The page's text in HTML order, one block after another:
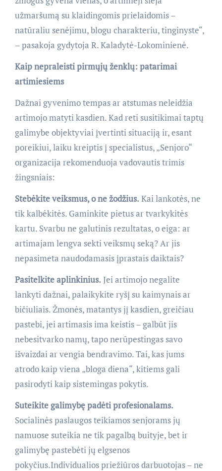
užmaršumą su klaidingomis prielaidomis –
natūraliu senėjimu, blogu charakteriu, tinginyste“,
– pasakoja gydytoja R. Kaladytė-Lokominienė.
Kaip nepraleisti pirmųjų ženklų: patarimai
artimiesiems
Dažnai gyvenimo tempas ar atstumas neleidžia
artimojo matyti kasdien. Kad reti susitikimai taptų
galimybe objektyviai įvertinti situaciją ir, esant
poreikiui, laiku kreiptis į specialistus, „Senjoro“
organizacija rekomenduoja vadovautis trimis
žingsniais:
Stebėkite veiksmus, o ne žodžius. Kai lankotės, ne
tik kalbėkitės. Gaminkite pietus ar tvarkykitės
kartu. Svarbu ne galutinis rezultatas, o eiga: ar
artimajam lengva sekti veiksmų seką? Ar jis
nepasimeta naudodamasis įprastais daiktais?
Pasitelkite aplinkinius. Jei artimojo negalite
lankyti dažnai, palaikykite ryšį su kaimynais ar
bičiuliais. Žmonės, matantys jį kasdien, greičiau
pastebi, jei artimasis ima keistis – galbūt jis
nebesitvarko namų, tapo nerūpestingas savo
išvaizdai ar vengia bendravimo. Tai, kas jums
atrodo kaip viena „bloga diena“, kitiems gali
pasirodyti kaip sistemingas pokytis.
Suteikite galimybę padėti profesionalams.
Socialinės paslaugos teikiamos senjorams jų
namuose suteikia ne tik pagalbą buityje, bet ir
galimybę pastebėti jų elgsenos
pokyčius.Individualios priežiūros darbuotojas – ne